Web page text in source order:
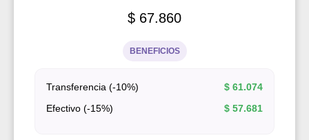
$ 67.860
BENEFICIOS
Transferencia (-10%) $ 61.074
Efectivo (-15%)
$ 57.681